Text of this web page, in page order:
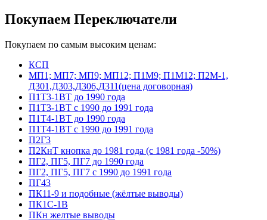
Покупаем Переключатели
Покупаем по самым высоким ценам:
КСП
МП1; МП7; МП9; МП12; П1М9; П1М12; П2М-1,
Д301,Д303,Д306,Д311(цена договорная)
П1Т3-1ВТ до 1990 года
П1Т3-1ВТ с 1990 до 1991 года
П1Т4-1ВТ до 1990 года
П1Т4-1ВТ с 1990 до 1991 года
П2Г3
П2КнТ кнопка до 1981 года (с 1981 года -50%)
ПГ2, ПГ5, ПГ7 до 1990 года
ПГ2, ПГ5, ПГ7 с 1990 до 1991 года
ПГ43
ПК11-9 и подобные (жёлтые выводы)
ПК1С-1В
ПКн желтые выводы